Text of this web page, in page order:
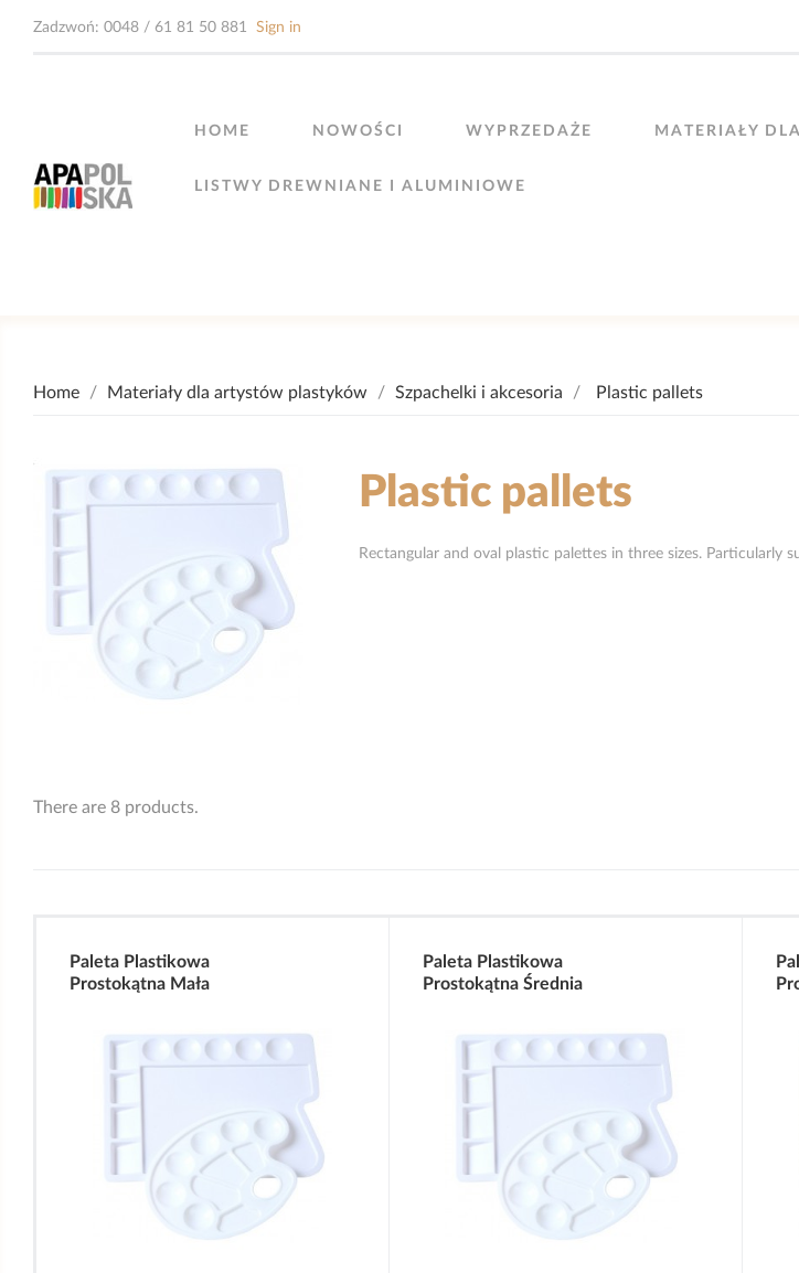
Zadzwoń: 0048 / 61 81 50 881 Sign in
HOME NOWOŚCI WYPRZEDAŻE MATERIAŁY
LISTWY DREWNIANE I ALUMINIOWE
Home Materiały dla artystów plastyków Szpachelki i akcesoria Plastic pallets
Plastic pallets
Rectangular and oval plastic palettes in three sizes. Particularly
There are 8 products.
Paleta Plastikowa
Prostokątna Mała
Paleta Plastikowa
Prostokątna Średnia